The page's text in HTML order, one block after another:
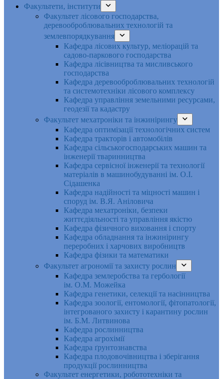
Факультети, інститути
Факультет лісового господарства,
деревооброблювальних технологій та
землевпорядкування
Кафедра лісових культур, меліорацій та
садово-паркового господарства
Кафедра лісівництва та мисливського
господарства
Кафедра деревооброблювальних технологій
та системотехніки лісового комплексу
Кафедра управління земельними ресурсами,
геодезії та кадастру
Факультет мехатроніки та інжинірингу
Кафедра оптимізації технологічних систем
Кафедра тракторів і автомобілів
Кафедра сільськогосподарських машин та
інженерії тваринництва
Кафедра cервісної інженерії та технології
матеріалів в машинобудуванні ім. О.І.
Сідашенка
Кафедра надійності та міцності машин і
споруд ім. В.Я. Аніловича
Кафедра мехатроніки, безпеки
життєдіяльності та управління якістю
Кафедра фізичного виховання і спорту
Кафедра обладнання та інжинірингу
переробних і харчових виробництв
Кафедра фізики та математики
Факультет агрономії та захисту рослин
Кафедра землеробства та гербології
ім. О.М. Можейка
Кафедра генетики, селекції та насінництва
Кафедра зоології, ентомології, фітопатології,
інтегрованого захисту і карантину рослин
ім. Б.М. Литвинова
Кафедра рослинництва
Кафедра агрохімії
Кафедра ґрунтознавства
Кафедра плодовочівництва і зберігання
продукції рослинництва
Факультет енергетики, робототехніки та